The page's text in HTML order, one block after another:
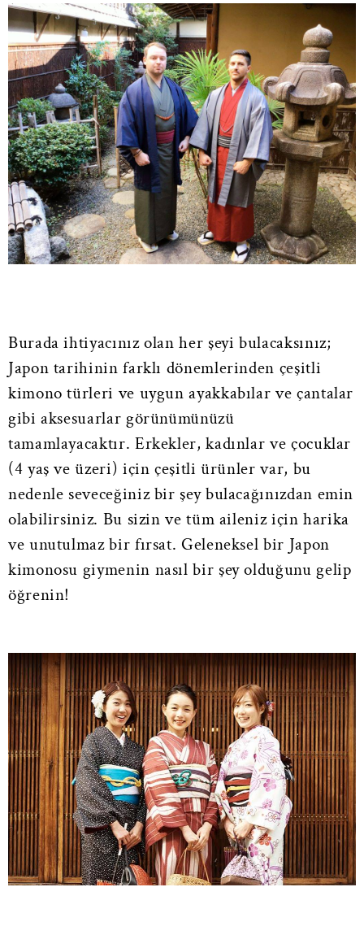
Burada ihtiyacınız olan her şeyi bulacaksınız;
Japon tarihinin farklı dönemlerinden çeşitli
kimono türleri ve uygun ayakkabılar ve çantalar
gibi aksesuarlar görünümünüzü
tamamlayacaktır. Erkekler, kadınlar ve çocuklar
(4 yaş ve üzeri) için çeşitli ürünler var, bu
nedenle seveceğiniz bir şey bulacağınızdan emin
olabilirsiniz. Bu sizin ve tüm aileniz için harika
ve unutulmaz bir fırsat. Geleneksel bir Japon
kimonosu giymenin nasıl bir şey olduğunu gelip
öğrenin!